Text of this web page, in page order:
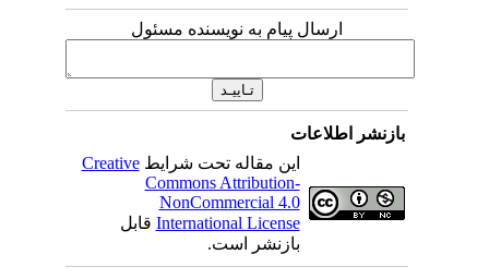
ارسال پیام به نویسنده مسئول
بازنشر اطلاعات
این مقاله تحت شرایطCreative
Commons Attribution-
NonCommercial 4.0
International Licenseقابل
بازنشر است.